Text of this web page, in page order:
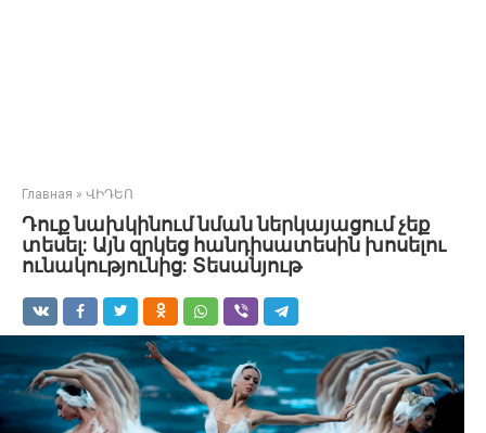
Главная » ՎԻԴԵՈ
Դուք նախկինում նման ներկայացում չեք
տեսել: Այն զրկեց հանդիսատեսին խոսելու
ունակությունից: Տեսանյութ